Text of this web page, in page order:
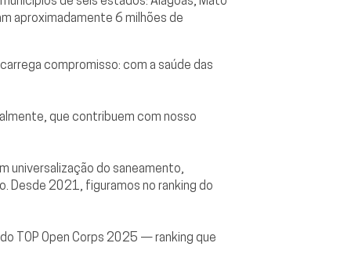
aproximadamente 6 milhões de
compromisso: com a saúde das
que contribuem com nosso
universalização do saneamento,
Desde 2021, figuramos no ranking do
TOP Open Corps 2025 — ranking que